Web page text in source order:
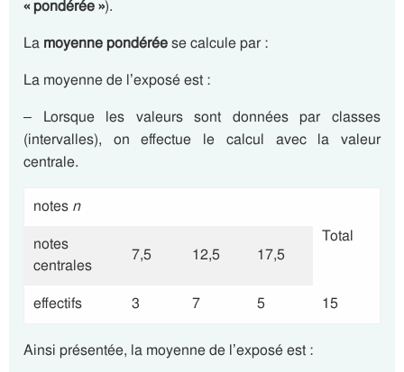
« pondérée »).
La moyenne pondéréese calcule par :
La moyenne de l’exposé est :
– Lorsque les valeurs sont données par classes
(intervalles), on effectue le calcul avec la valeur
centrale.
notes n
Total
notes
centrales
7,5 12,5 17,5
effectifs 3 7 5 15
Ainsi présentée, la moyenne de l’exposé est :